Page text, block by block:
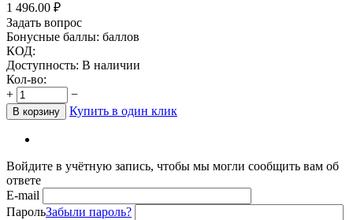
1 496.00 ₽
Задать вопрос
Бонусные баллы: баллов
КОД:
Доступность: В наличии
Кол-во:
+
−
В корзину Купить в один клик
Войдите в учётную запись, чтобы мы могли сообщить вам об
ответе
E-mail
ПарольЗабыли пароль?